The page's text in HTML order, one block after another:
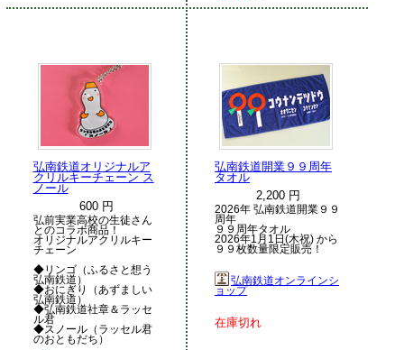
弘南鉄道オリジナルア
クリルキーチェーン ス
ノール
600 円
弘前実業高校の生徒さん
とのコラボ商品！
オリジナルアクリルキー
チェーン
◆リンゴ（ふるさと想う
弘南鉄道）
◆おにぎり（あずましい
弘南鉄道）
◆弘南鉄道社章＆ラッセ
ル君
◆スノール（ラッセル君
のおともだち）
弘南鉄道開業９９周年
タオル
2,200 円
2026年 弘南鉄道開業９９
周年
９９周年タオル
2026年1月1日(木祝) から
９９枚数量限定販売！
弘南鉄道オンラインシ
ョップ
在庫切れ